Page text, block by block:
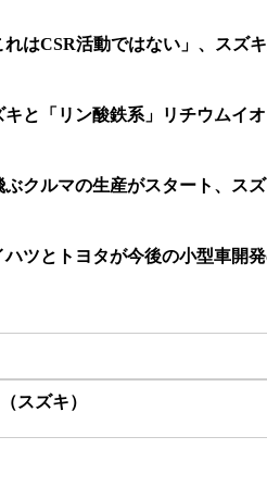
れはCSR活動ではない」、スズ
キと「リン酸鉄系」リチウムイ
ぶクルマの生産がスタート、ス
ハツとトヨタが今後の小型車開
スズキ）